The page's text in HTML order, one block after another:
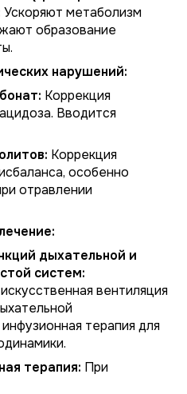
Ускоряют метаболизм
образование
нарушений:
Коррекция
Вводится
Коррекция
особенно
отравлении
дыхательной и
систем:
вентиляция
терапия для
терапия: При